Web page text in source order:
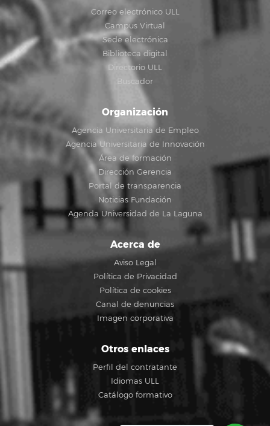
Correo electrónico ULL
Campus Virtual
Sede electrónica
Biblioteca digital
Directorio ULL
Buscador
Organización
Agencia Universitaria de Empleo
Agencia Universitaria de Innovación
Área de formación
Dirección Gerencia
Portal de transparencia
Noticias Fundación
Agenda Universidad de La Laguna
Acerca de
Aviso Legal
Política de Privacidad
Política de cookies
Canal de denuncias
Imagen corporativa
Otros enlaces
Perfil del contratante
Idiomas ULL
Catálogo formativo